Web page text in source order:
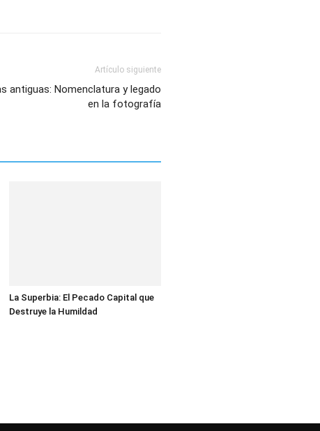
Artículo siguiente
antiguas: Nomenclatura y legado
en la fotografía
La Superbia: El Pecado Capital que
Destruye la Humildad